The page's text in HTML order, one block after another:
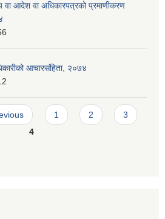
वा आदेश वा अधिकारपत्रको प्रमाणीकरण
आचारसंहिता, २०७४
1 2
3
4